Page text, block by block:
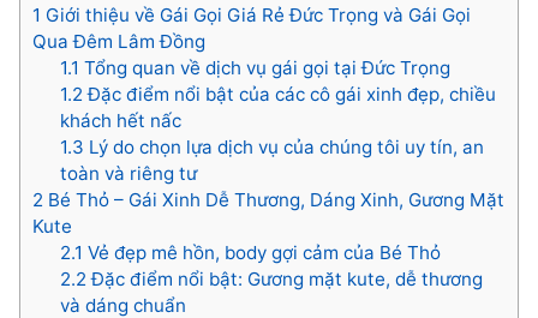
1 Giới thiệu về Gái Gọi Giá Rẻ Đức Trọng và Gái Gọi
Qua Đêm Lâm Đồng
1.1 Tổng quan về dịch vụ gái gọi tại Đức Trọng
1.2 Đặc điểm nổi bật của các cô gái xinh đẹp, chiều
khách hết nấc
1.3 Lý do chọn lựa dịch vụ của chúng tôi uy tín, an
toàn và riêng tư
2 Bé Thỏ – Gái Xinh Dễ Thương, Dáng Xinh, Gương Mặt
Kute
2.1 Vẻ đẹp mê hồn, body gợi cảm của Bé Thỏ
2.2 Đặc điểm nổi bật: Gương mặt kute, dễ thương
và dáng chuẩn